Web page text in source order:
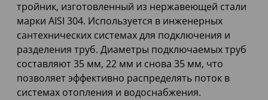
тройник, изготовленный из нержавеющей стали
марки AISI 304. Используется в инженерных
сантехнических системах для подключения и
разделения труб. Диаметры подключаемых труб
составляют 35 мм, 22 мм и снова 35 мм, что
позволяет эффективно распределять поток в
системах отопления и водоснабжения.